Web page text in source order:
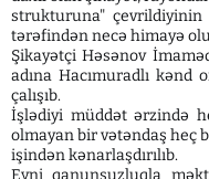
strukturuna"
tərəfindən necə himayə
​Şikayətçi Həsənov
adına Hacımuradlı
çalışıb.
İşlədiyi müddət ərzində
olmayan bir vətəndaş heç
işindən kənarlaşdırılıb.
Eyni qanunsuzluqla